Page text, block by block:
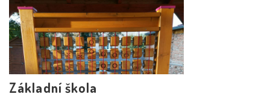
Základní škola